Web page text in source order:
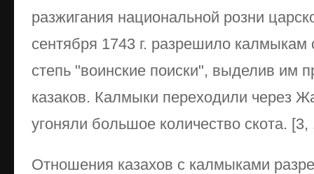
разжигания национальной розни
сентября 1743 г. разрешило калмыкам
степь "воинские поиски", выделив им
казаков. Калмыки переходили через
угоняли большое количество скота. [3,
Отношения казахов с калмыками